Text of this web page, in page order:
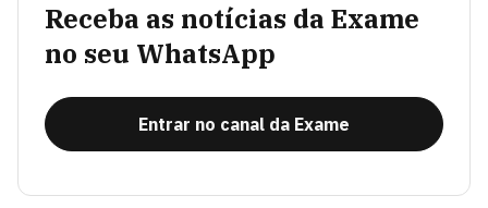
Receba as notícias da Exame
no seu WhatsApp
Entrar no canal da Exame